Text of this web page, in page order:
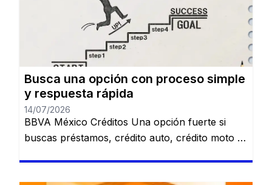
para: usuarios que ya utilizan una cuenta digital
y buscan crédito rápido. TurboPeso La
plataforma se destaca por […]
Busca una opción con proceso simple
y respuesta rápida
14/07/2026
BBVA México Créditos Una opción fuerte si
buscas préstamos, crédito auto, crédito moto o